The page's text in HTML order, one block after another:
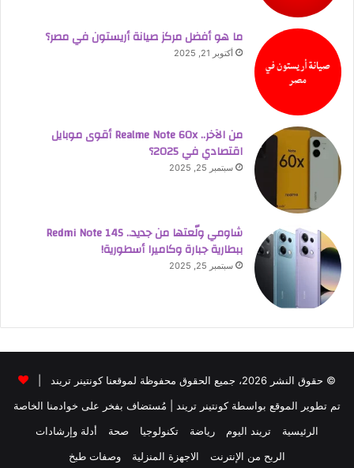
ما هو أفضل مركز صيانة أريستون في مصر؟
أكتوبر 21, 2025
من الآخر.. Realme Note 60x أقوى موبايل
اقتصادي في 2025؟
سبتمبر 25, 2025
شاومي ولّعتها من جديد.. Redmi Note 14S
ببطارية جبارة وكاميرا أسطورية!
سبتمبر 25, 2025
© حقوق النشر 2026، جميع الحقوق محفوظة لموقعنا كونتينر تريند |
تم تطوير الموقع بواسطةكونتينر تريند
| مُستضاف بفخر على خوادمنا الخاصة
الرئيسية
تريند اليوم رياضة تكنولوجيا صحة
أدلة وإرشادات
الربح من الإنترنت
الاجهزة المنزلية وصفات طبخ